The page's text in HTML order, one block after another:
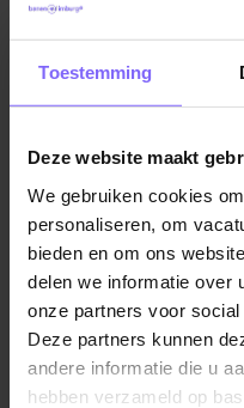
Toestemming
Deze website maakt
We gebruiken cookies
personaliseren, om
bieden en om ons
delen we informatie over
onze partners voor
Deze partners kunnen
andere informatie die u
hebben verzameld op